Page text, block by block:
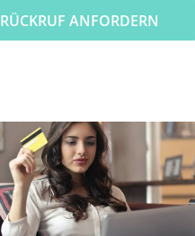
RÜCKRUF ANFORDERN